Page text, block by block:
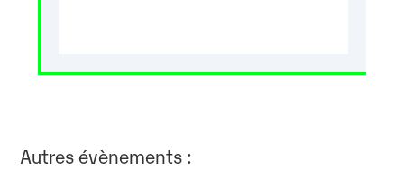
Autres évènements :